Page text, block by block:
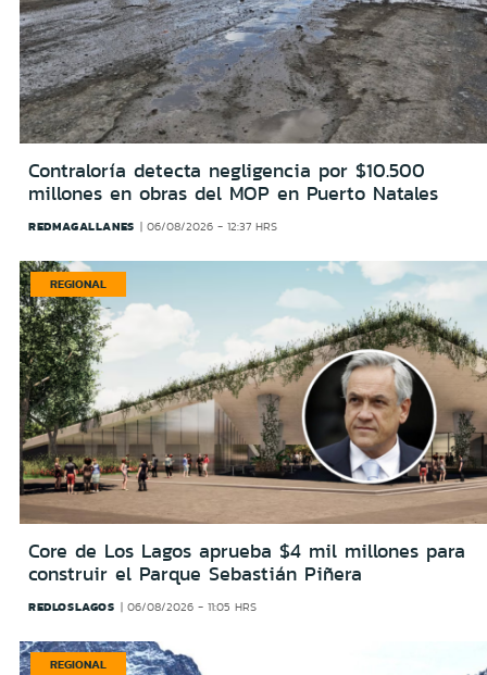
Contraloría detecta negligencia por $10.500
millones en obras del MOP en Puerto Natales
REDMAGALLANES 06/08/2026 - 12:37 HRS
REGIONAL
Core de Los Lagos aprueba $4 mil millones para
construir el Parque Sebastián Piñera
REDLOSLAGOS 06/08/2026 - 11:05 HRS
REGIONAL